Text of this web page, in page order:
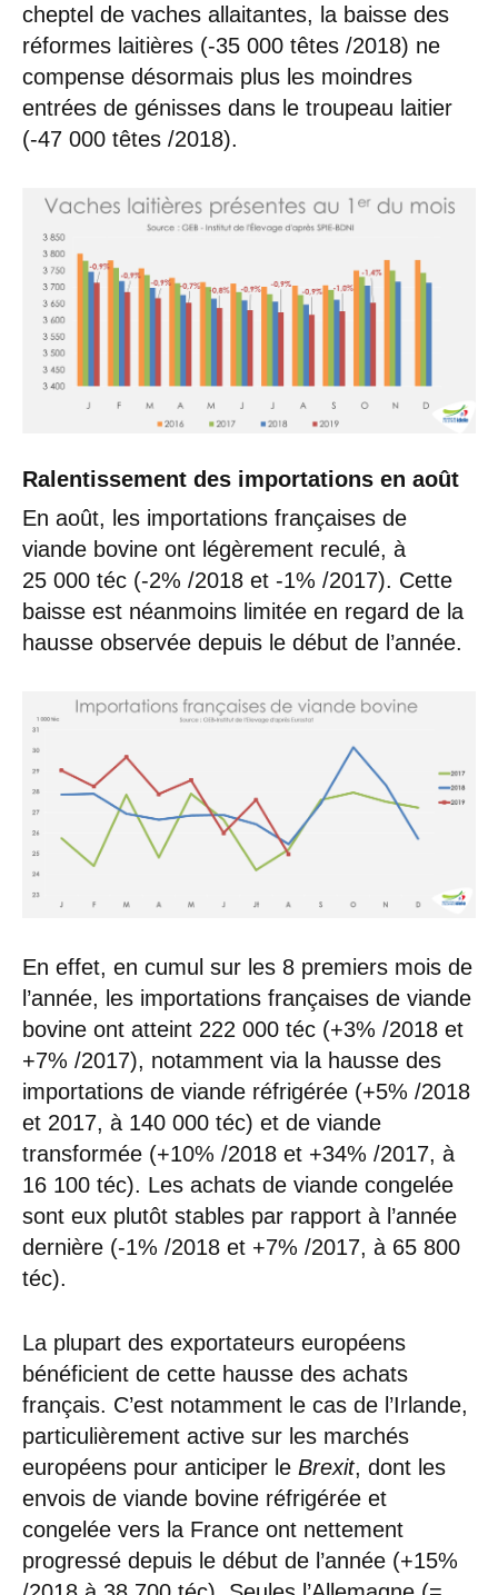
cheptel de vaches allaitantes, la baisse des
réformes laitières (-35 000 têtes /2018) ne
compense désormais plus les moindres
entrées de génisses dans le troupeau laitier
(-47 000 têtes /2018).
Ralentissement des importations en août
En août, les importations françaises de
viande bovine ont légèrement reculé, à
25 000 téc (-2% /2018 et -1% /2017). Cette
baisse est néanmoins limitée en regard de la
hausse observée depuis le début de l’année.
En effet, en cumul sur les 8 premiers mois de
l’année, les importations françaises de viande
bovine ont atteint 222 000 téc (+3% /2018 et
+7% /2017), notamment via la hausse des
importations de viande réfrigérée (+5% /2018
et 2017, à 140 000 téc) et de viande
transformée (+10% /2018 et +34% /2017, à
16 100 téc). Les achats de viande congelée
sont eux plutôt stables par rapport à l’année
dernière (-1% /2018 et +7% /2017, à 65 800
téc).
La plupart des exportateurs européens
bénéficient de cette hausse des achats
français. C’est notamment le cas de l’Irlande,
particulièrement active sur les marchés
européens pour anticiper le Brexit, dont les
envois de viande bovine réfrigérée et
congelée vers la France ont nettement
progressé depuis le début de l’année (+15%